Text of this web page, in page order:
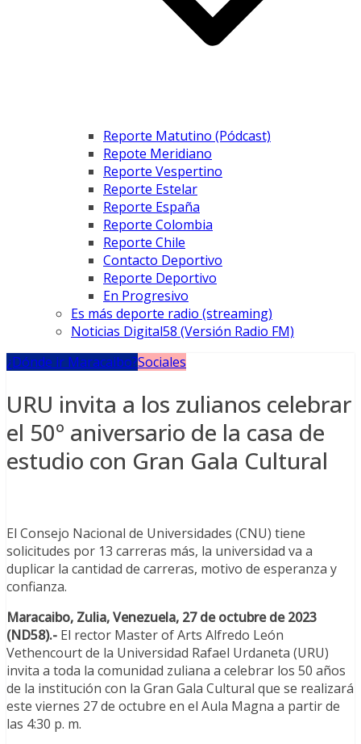
Reporte Matutino (Pódcast)
Repote Meridiano
Reporte Vespertino
Reporte Estelar
Reporte España
Reporte Colombia
Reporte Chile
Contacto Deportivo
Reporte Deportivo
En Progresivo
Es más deporte radio (streaming)
Noticias Digital58 (Versión Radio FM)
¿Dónde ir Maracaibo?Sociales
URU invita a los zulianos celebrar
el 50º aniversario de la casa de
estudio con Gran Gala Cultural
El Consejo Nacional de Universidades (CNU) tiene
solicitudes por 13 carreras más, la universidad va a
duplicar la cantidad de carreras, motivo de esperanza y
confianza.
Maracaibo, Zulia, Venezuela, 27 de octubre de 2023
(ND58).- El rector Master of Arts Alfredo León
Vethencourt de la Universidad Rafael Urdaneta (URU)
invita a toda la comunidad zuliana a celebrar los 50 años
de la institución con la Gran Gala Cultural que se realizará
este viernes 27 de octubre en el Aula Magna a partir de
las 4:30 p. m.⁣